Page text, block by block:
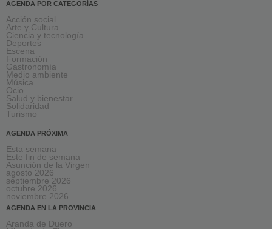
AGENDA POR CATEGORÍAS
Acción social
Arte y Cultura
Ciencia y tecnología
Deportes
Escena
Formación
Gastronomía
Medio ambiente
Música
Ocio
Salud y bienestar
Solidaridad
Turismo
AGENDA PRÓXIMA
Esta semana
Este fin de semana
Asunción de la Virgen
agosto 2026
septiembre 2026
octubre 2026
noviembre 2026
AGENDA EN LA PROVINCIA
Aranda de Duero